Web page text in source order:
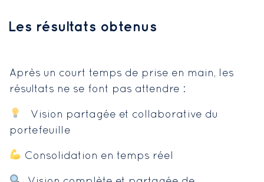
Les résultats obtenus
Après un court temps de prise en main, les
résultats ne se font pas attendre :
Vision partagée et collaborative du
portefeuille
Consolidation en temps réel